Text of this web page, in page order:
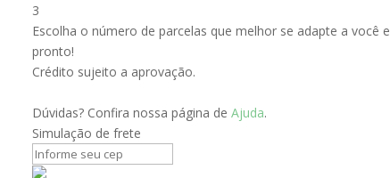
3
Escolha o número de parcelas que melhor se adapte a você e
pronto!
Crédito sujeito a aprovação.
Dúvidas? Confira nossa página de Ajuda.
Simulação de frete